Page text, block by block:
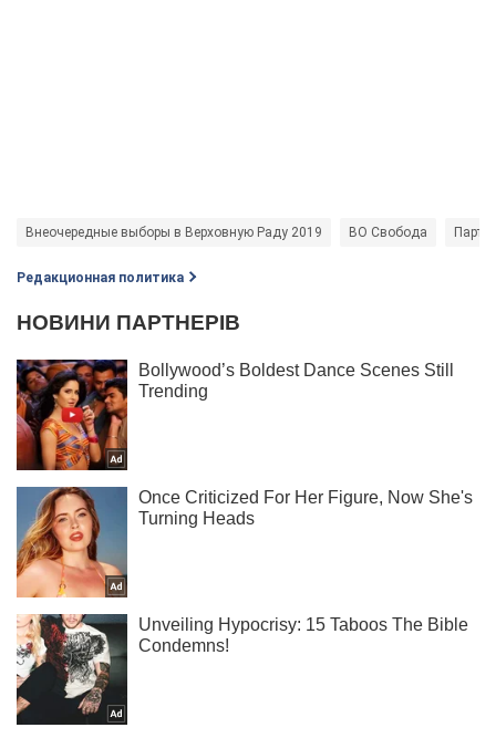
Внеочередные выборы в Верховную Раду 2019 ВО Свобода
Редакционная политика